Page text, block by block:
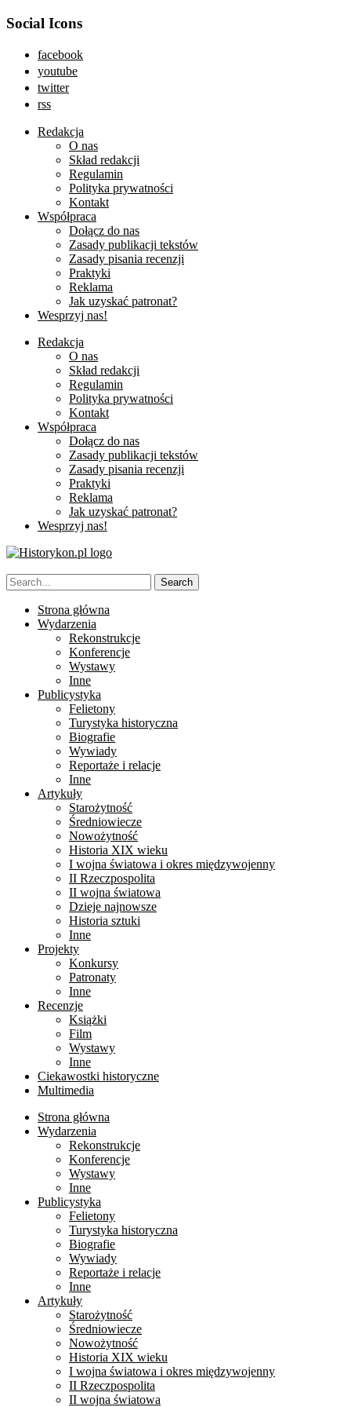
Social Icons
facebook
youtube
twitter
rss
Redakcja
O nas
Skład redakcji
Regulamin
Polityka prywatności
Kontakt
Współpraca
Dołącz do nas
Zasady publikacji tekstów
Zasady pisania recenzji
Praktyki
Reklama
Jak uzyskać patronat?
Wesprzyj nas!
Redakcja
O nas
Skład redakcji
Regulamin
Polityka prywatności
Kontakt
Współpraca
Dołącz do nas
Zasady publikacji tekstów
Zasady pisania recenzji
Praktyki
Reklama
Jak uzyskać patronat?
Wesprzyj nas!
Strona główna
Wydarzenia
Rekonstrukcje
Konferencje
Wystawy
Inne
Publicystyka
Felietony
Turystyka historyczna
Biografie
Wywiady
Reportaże i relacje
Inne
Artykuły
Starożytność
Średniowiecze
Nowożytność
Historia XIX wieku
I wojna światowa i okres międzywojenny
II Rzeczpospolita
II wojna światowa
Dzieje najnowsze
Historia sztuki
Inne
Projekty
Konkursy
Patronaty
Inne
Recenzje
Książki
Film
Wystawy
Inne
Ciekawostki historyczne
Multimedia
Strona główna
Wydarzenia
Rekonstrukcje
Konferencje
Wystawy
Inne
Publicystyka
Felietony
Turystyka historyczna
Biografie
Wywiady
Reportaże i relacje
Inne
Artykuły
Starożytność
Średniowiecze
Nowożytność
Historia XIX wieku
I wojna światowa i okres międzywojenny
II Rzeczpospolita
II wojna światowa